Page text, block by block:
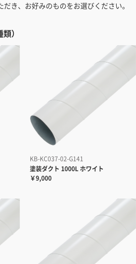
き、お好みのものをお選びください。
）
KB-KC037-02-G141
塗装ダクト 1000L ホワイト
￥9,000